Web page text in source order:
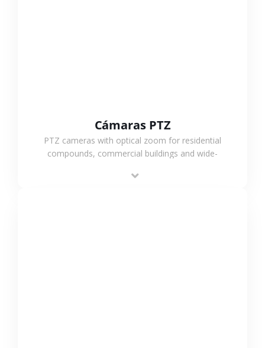
Cámaras PTZ
PTZ cameras with optical zoom for residential
compounds, commercial buildings and wide-
monitoring and flexible coverage.